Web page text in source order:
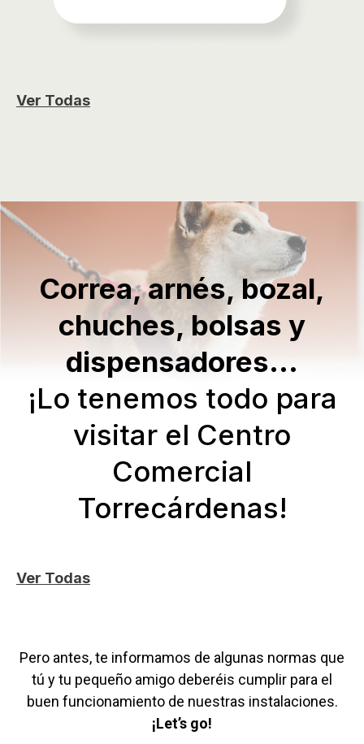
Ver Todas
Correa, arnés, bozal,
chuches, bolsas y
dispensadores…
¡Lo tenemos todo para
visitar el Centro
Comercial
Torrecárdenas!
Ver Todas
Pero antes, te informamos de algunas normas que
tú y tu pequeño amigo deberéis cumplir para el
buen funcionamiento de nuestras instalaciones.
¡Let’s go!